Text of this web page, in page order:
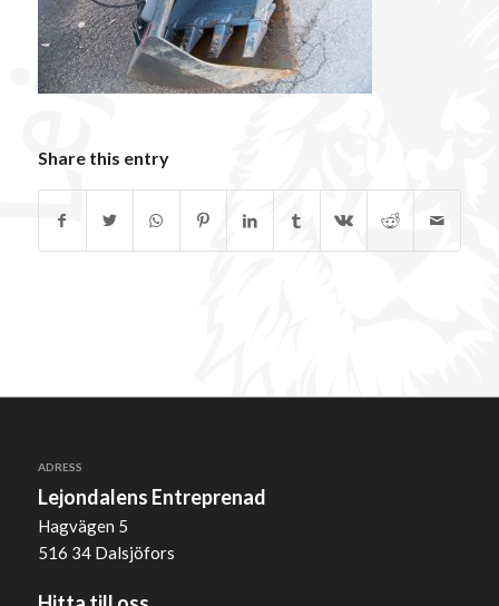
Share this entry
ADRESS
Lejondalens Entreprenad
Hagvägen 5
516 34 Dalsjöfors